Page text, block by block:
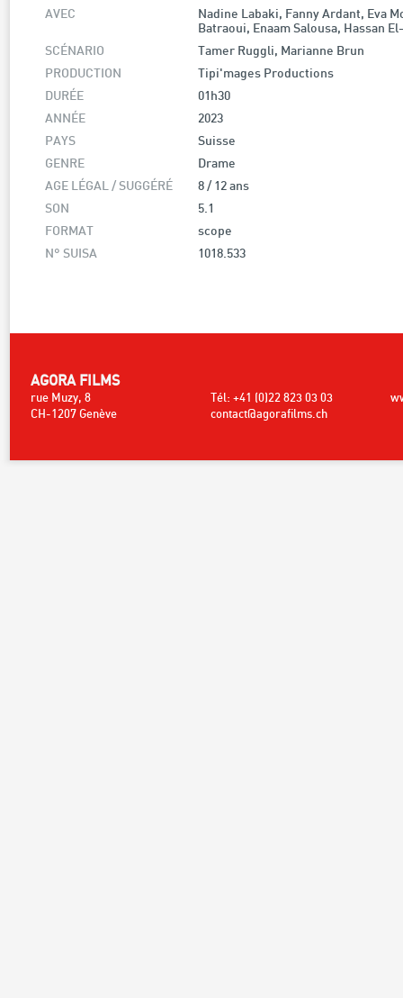
AVEC
Nadine Labaki, Fanny Ardant, Eva
Batraoui, Enaam Salousa, Hassan
SCÉNARIO
Tamer Ruggli, Marianne Brun
PRODUCTION
Tipi'mages Productions
DURÉE
01h30
ANNÉE
2023
PAYS
Suisse
GENRE
Drame
AGE LÉGAL / SUGGÉRÉ
8 / 12 ans
SON
5.1
FORMAT
scope
N° SUISA
1018.533
AGORA FILMS
rue Muzy, 8 Tél: +41 (0)22 823 03 03
CH-1207 Genève
contact@agorafilms.ch